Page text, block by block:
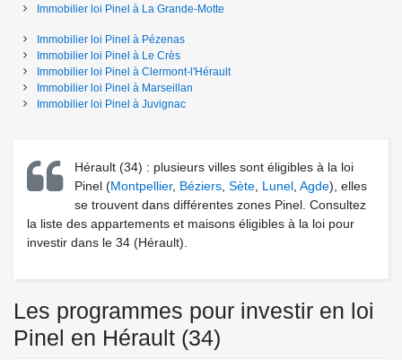
Immobilier loi Pinel à La Grande-Motte
Immobilier loi Pinel à Pézenas
Immobilier loi Pinel à Le Crès
Immobilier loi Pinel à Clermont-l'Hérault
Immobilier loi Pinel à Marseillan
Immobilier loi Pinel à Juvignac
Hérault (34) : plusieurs villes sont éligibles à la loi
Pinel (Montpellier, Béziers, Sète, Lunel, Agde), elles
se trouvent dans différentes zones Pinel. Consultez
la liste des appartements et maisons éligibles à la loi pour
investir dans le 34 (Hérault).
Les programmes pour investir en loi
Pinel en Hérault (34)